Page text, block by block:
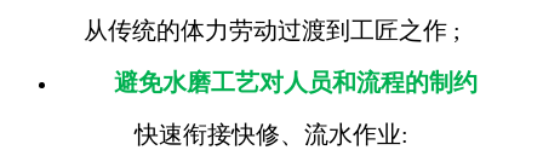
从传统的体力劳动过渡到工匠之作 ;
避免水磨工艺对人员和流程的制约
快速衔接快修、流水作业: